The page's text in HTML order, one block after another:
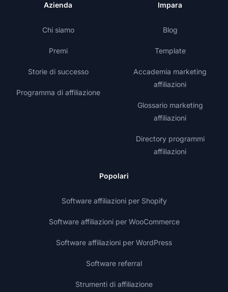
Azienda
Chi siamo
Premi
Storie di successo
Programma di affiliazione
Impara
Blog
Template
Accademia marketing
affiliazioni
Glossario marketing
affiliazioni
Directory programmi
affiliazioni
Popolari
Software affiliazioni per Shopify
Software affiliazioni per WooCommerce
Software affiliazioni per WordPress
Software referral
Strumenti di affiliazione